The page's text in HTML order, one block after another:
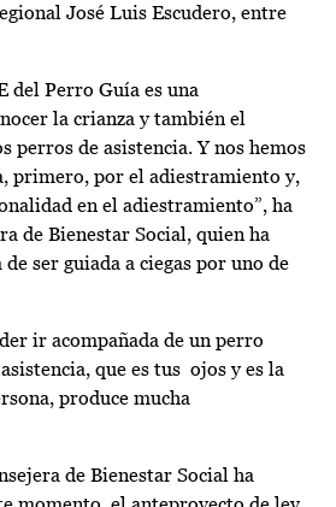
José Luis Escudero, entre
del Perro Guía es una
la crianza y también el
perros de asistencia. Y nos hemos
primero, por el adiestramiento y,
en el adiestramiento”, ha
de Bienestar Social, quien ha
ser guiada a ciegas por uno de
ir acompañada de un perro
que es tus ojos y es la
produce mucha
de Bienestar Social ha